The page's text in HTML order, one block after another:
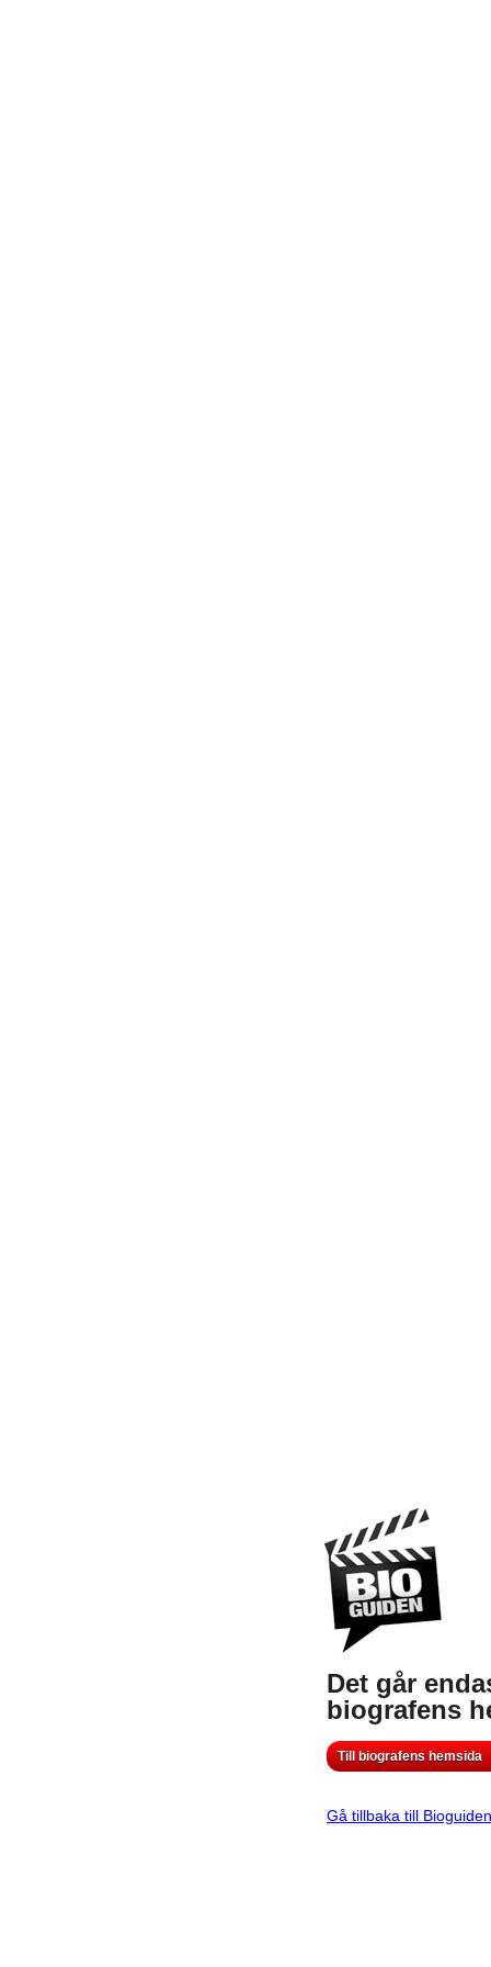
Det går
biografens
Till biografens hemsida
Gå tillbaka till Bioguiden